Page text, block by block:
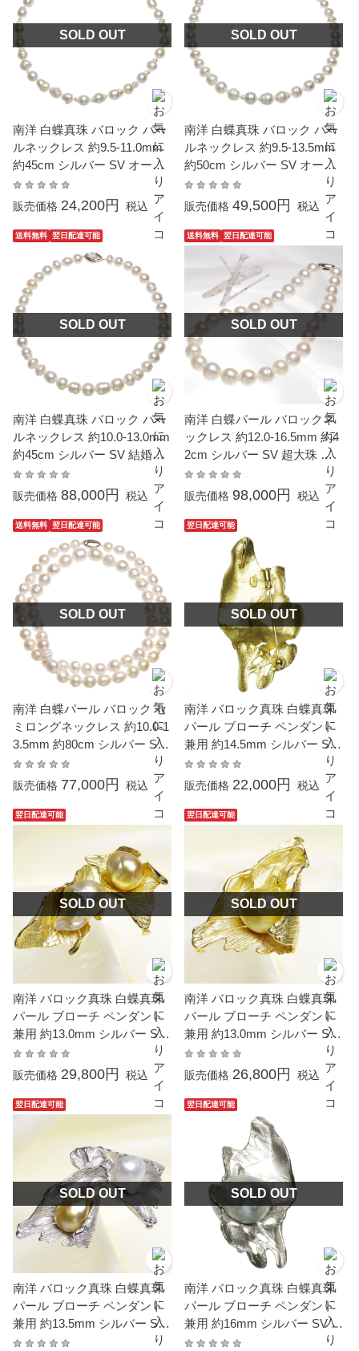
SOLD OUT
南洋 白蝶真珠 バロック パー
ルネックレス 約9.5-11.0mm
約45cm シルバー SV オール
ノット 結婚式 冠婚葬祭 葬儀
成人式 卒業 入園 入学式 母の
日 フォーマル パーティー カ
ジュアル 普段使い 大粒 大ぶ
り 金属アレルギー対応
販売価格 24,200円 税込
SOLD OUT
南洋 白蝶真珠 バロック パー
ルネックレス 約9.5-13.5mm
約50cm シルバー SV オール
ノット 結婚式 冠婚葬祭 葬儀
成人式 卒業 入園 入学式 母の
日 フォーマル パーティー カ
ジュアル 普段使い 大粒 大ぶ
り 金属アレルギー対応
販売価格 49,500円 税込
送料無料 翌日配達可能
SOLD OUT
南洋 白蝶真珠 バロック パー
ルネックレス 約10.0-13.0mm
約45cm シルバー SV 結婚式
冠婚葬祭 葬儀 成人式 卒業 入
園 入学式 母の日 フォーマル
パーティー カジュアル 普段
使い 大粒 大ぶり 金属アレル
ギー対応
販売価格 88,000円 税込
送料無料 翌日配達可能
SOLD OUT
南洋 白蝶パール バロックネ
ックレス 約12.0-16.5mm 約4
2cm シルバー SV 超大珠 結
婚式 冠婚葬祭 葬儀 成人式 卒
業 入園 入学式 母の日 フォー
マル パーティー カジュアル
普段使い 大粒 大ぶり オール
ノット 金属アレルギー対応
販売価格 98,000円 税込
送料無料 翌日配達可能
SOLD OUT
南洋 白蝶パール バロック セ
ミロングネックレス 約10.0-1
3.5mm 約80cm シルバー SV
結婚式 冠婚葬祭 葬儀 成人式
卒業 入園 入学式 母の日 フォ
ーマル パーティー カジュア
ル 普段使い 大粒 大ぶり 金属
販売価格 77,000円 税込
翌日配達可能
SOLD OUT
南洋 バロック真珠 白蝶真珠
パール ブローチ ペンダント
兼用 約14.5mm シルバー SV
大粒 ナチュラルゴールド 真
珠 結婚式 冠婚葬祭 成人式 卒
業式 入学式 母の日 プレゼン
ト 本真珠 カジュアル 6月誕
販売価格 22,000円 税込
翌日配達可能
SOLD OUT
南洋 バロック真珠 白蝶真珠
パール ブローチ ペンダント
兼用 約13.0mm シルバー SV
大粒 ナチュラルゴールド 真
珠 結婚式 冠婚葬祭 成人式 卒
業式 入学式 母の日 プレゼン
ト 本真珠 カジュアル 6月誕
販売価格 29,800円 税込
翌日配達可能
SOLD OUT
南洋 バロック真珠 白蝶真珠
パール ブローチ ペンダント
兼用 約13.0mm シルバー SV
大粒 ナチュラルゴールド 真
珠 結婚式 冠婚葬祭 成人式 卒
業式 入学式 母の日 プレゼン
ト 本真珠 カジュアル 6月誕
生石 金属アレルギー対応
販売価格 26,800円 税込
翌日配達可能
SOLD OUT
南洋 バロック真珠 白蝶真珠
パール ブローチ ペンダント
兼用 約13.5mm シルバー SV
大粒 真珠 結婚式 冠婚葬祭 成
翌日配達可能
SOLD OUT
南洋 バロック真珠 白蝶真珠
パール ブローチ ペンダント
兼用 約16mm シルバー SV 大
粒 真珠 結婚式 冠婚葬祭 プレ